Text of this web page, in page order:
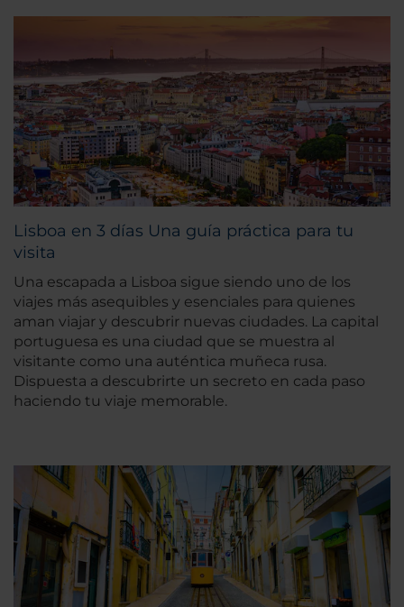
Lisboa en 3 días Una guía práctica para tu
visita
Una escapada a Lisboa sigue siendo uno de los
viajes más asequibles y esenciales para quienes
aman viajar y descubrir nuevas ciudades. La capital
portuguesa es una ciudad que se muestra al
visitante como una auténtica muñeca rusa.
Dispuesta a descubrirte un secreto en cada paso
haciendo tu viaje memorable.